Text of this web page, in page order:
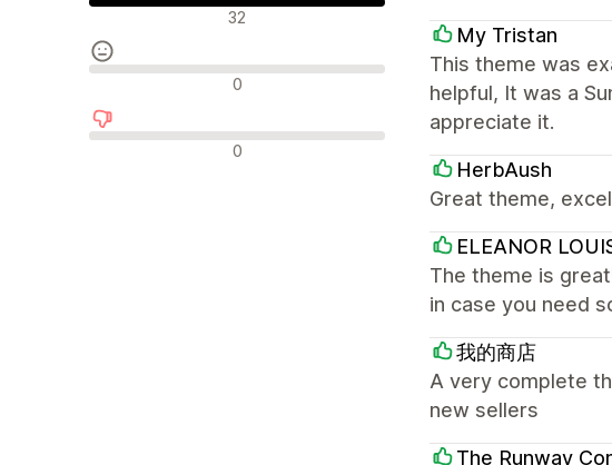
รีวิวเชิงบวก 32
รีวิวที่เป็นกลาง 0
รีวิวเชิงลบ 0
My Tristan
This theme was
helpful, It was a
appreciate it.
HerbAush
Great theme,
ELEANOR
The theme is
in case you need
我的商店
A very complete
new sellers
The Runway